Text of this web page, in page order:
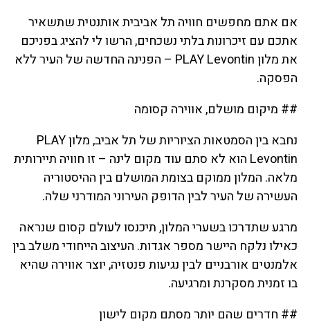
אם אתם מחפשים חוויה תל אביבית אותנטית שתשאיר
אתכם עם זיכרונות בלתי נשכחים, הרשו לי להציג בפניכם
את מלון PLAY Levontin – הפנינה החדשה של העיר ללא
הפסקה.
## מיקום מושלם, אווירה קסומה
נחבא בין הסמטאות הציוריות של תל אביב, מלון PLAY
Levontin הוא לא סתם עוד מקום לינה – זו חוויה תיירותית
מלאה. המלון ממוקם בצומת המושלם בין ההיסטוריה
העשירה של העיר לבין הדופק העירוני המודרני שלה.
מרגע שתדרכו בשערי המלון, תיכנסו לעולם קסום שנראה
כאילו נלקח היישר מספר אגדות. העיצוב הייחודי משלב בין
אלמנטים אורבניים לבין נגיעות פנטזיה, יוצר אווירה שהיא
בו זמנית מסקרנת ומרגיעה.
## חדרים שהם יותר מסתם מקום לישון